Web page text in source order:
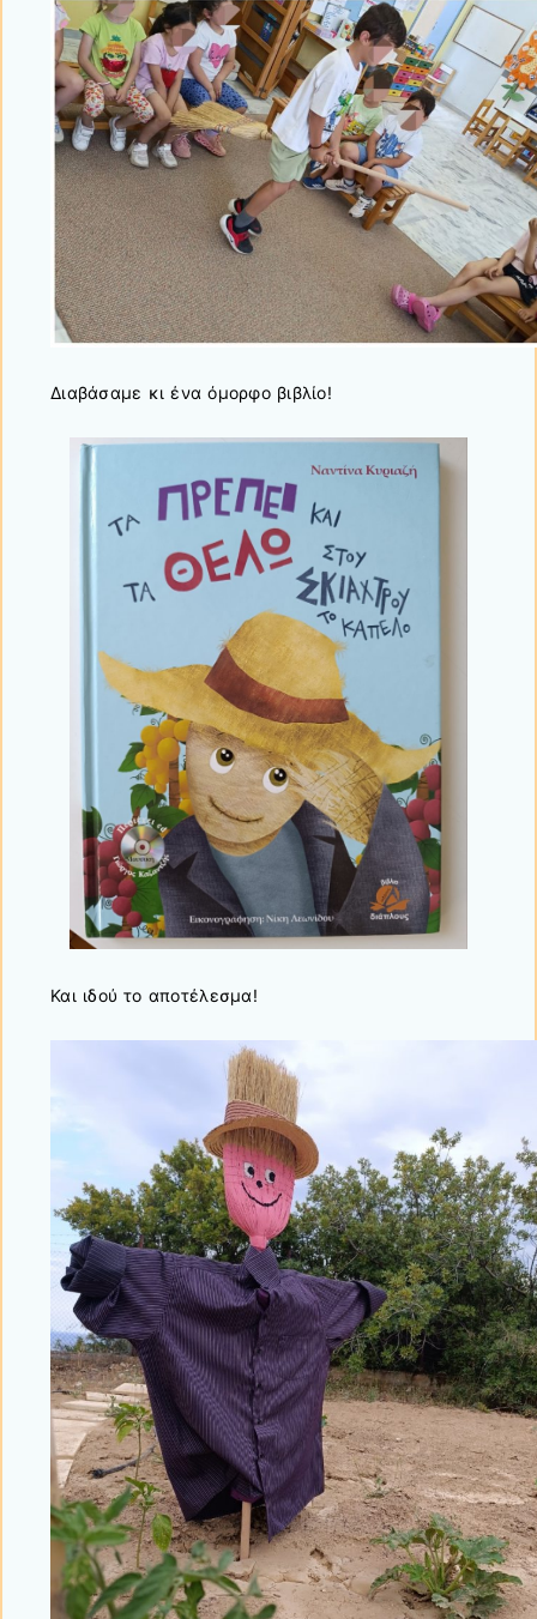
Διαβάσαμε κι ένα όμορφο βιβλίο!
Και ιδού το αποτέλεσμα!